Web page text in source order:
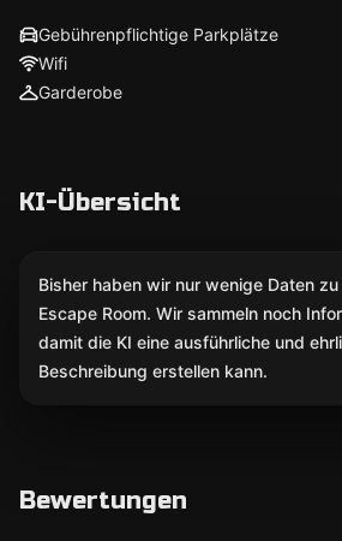
Gebührenpflichtige Parkplätze
Wifi
Garderobe
KI-Übersicht
Bisher haben wir nur wenige Daten
Escape Room. Wir sammeln noch
damit die KI eine ausführliche und
Beschreibung erstellen kann.
Bewertungen